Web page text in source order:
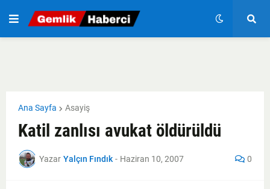
Ana Sayfa Asayiş
Katil zanlısı avukat öldürüldü
Yazar Yalçın Fındık - Haziran 10, 2007 0